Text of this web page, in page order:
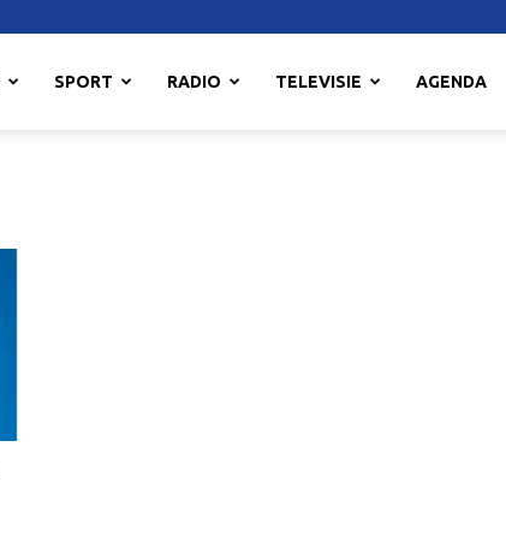
SPORT RADIO TELEVISIE AGENDA